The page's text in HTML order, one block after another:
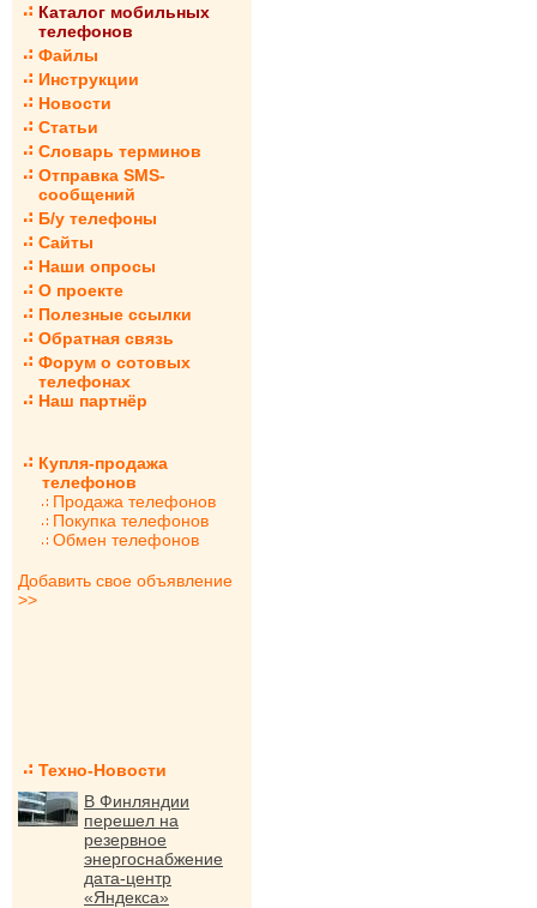
Каталог мобильных
телефонов
Файлы
Инструкции
Новости
Статьи
Словарь терминов
Отправка SMS-
сообщений
Б/у телефоны
Сайты
Наши опросы
О проекте
Полезные ссылки
Обратная связь
Форум о сотовых
телефонах
Наш партнёр
Купля-продажа
телефонов
Продажа телефонов
Покупка телефонов
Обмен телефонов
Добавить свое объявление
>>
Техно-Новости
В Финляндии
перешел на
резервное
энергоснабжение
дата-центр
«Яндекса»